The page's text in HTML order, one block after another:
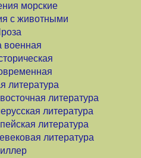
морские
с животными
военная
литература
литература
литература
литература
литература